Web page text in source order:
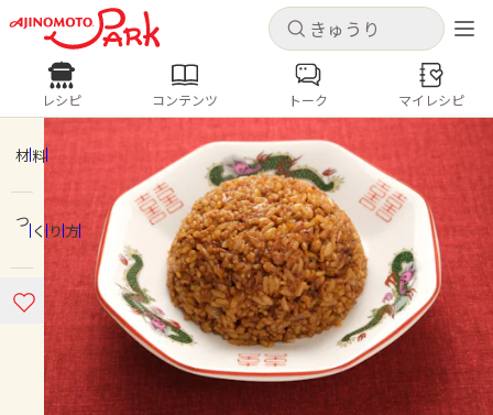
キャンセル
ログインするとレシピを保存できます
ログイン 新規登録
ホーム
コンテンツ
キャンセル
レシピ コンテンツ
人気の食材・レシピ
きゅうり なす トマト
とうもろこし
ピーマン
みょうが ゴーヤ
レシピ コンテンツ トーク マイレシピ
材料
つくり方